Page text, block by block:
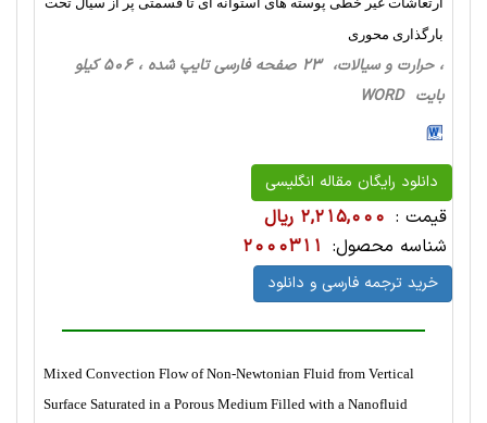
بارگذاری محوری
، حرارت‌ و سیالات، 23 صفحه فارسی تایپ شده ، 506 کیلو
بایت WORD
دانلود رایگان مقاله انگلیسی
قیمت : 2,215,000 ریال
شناسه محصول: 2000311
خرید ترجمه فارسی و دانلود
Mixed Convection Flow of Non-Newtonian Fluid from Vertical
Surface Saturated in a Porous Medium Filled with a Nanofluid